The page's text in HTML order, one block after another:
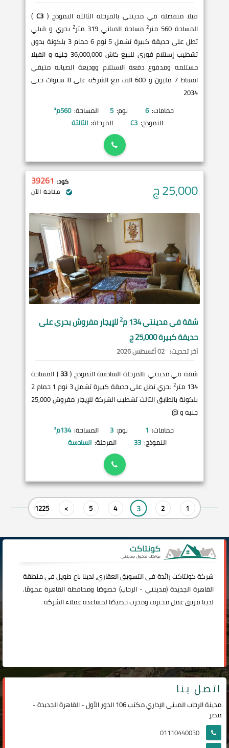
فيلا منفصلة في مدينتي بالمرحلة الثالثة النموذج ( C3
)
المساحة 560 متر
2مساحة المباني 319 متر 2بحري و قبلي
تطل على حديقة كبيرة تشمل 5 نوم 6 حمام 3 بلكونة بدون
تشطيب إستلام فوري للبيع كاش 36,000,000 جنيه و الفيلا
مستلمه ومدفوع دفعة الاستلام ووديعة الصيانه متبقي
اقساط 7 مليون و 600 الف مع الشركه على 8 سنوات حتى
2034
حمامات: 6 نوم: 5 المساحة: 560م²
النموذج: C3 المرحلة: الثالثة
25,000ج كود: 39261
متاحة الآن
شقة فيمدينتي134 م 2للإيجار مفروش بحري على
حديقة كبيرة 25,000 ج
آخر تحديث: 02 أغسطس 2026
شقة في مدينتي بالمرحلة السادسة النموذج ( 33) المساحة
134 متر
2
بحري تطل على حديقة كبيرة تشمل 3 نوم 1 حمام 2
بلكونة بالطابق الثالث تشطيب الشركة للإيجار مفروش 25,000
جنيه و @
حمامات: 1 نوم: 3 المساحة: 134م²
النموذج: 33 المرحلة: السادسة
1
2
3
4
5
>
1225
شركةكونتاكترائدة فى التسويق العقاري، لدينا باع طويل فى منطقة
القاهرة الجديدة (مدينتي -الرحاب) خصوصًا ومحافظة القاهرة عمومًا.
لدينا فريق عمل محترف ومدرب خصيصًا لمساعدة عملاء الشركة
اتصل بنا
مدينة الرحاب المبنى الإداري مكتب 106 الدور الأول - القاهرة الجديدة -
مصر
01110440030